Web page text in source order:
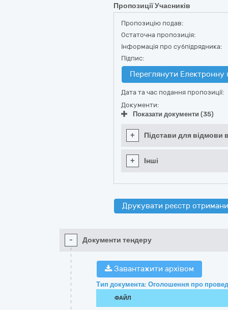
Пропозиції Учасників
Пропозицію подав:
Остаточна пропозиція:
Інформація про субпідрядника:
Підпис:
Переглянути
Дата та час подання пропозиції:
Документи:
Показати документи (35)
+ Підстави для відмови в
+ Інші
Друкувати реєстр
- Документи тендеру
Завантажити архівом
Тип документа: Оголошення про
ФАЙЛ